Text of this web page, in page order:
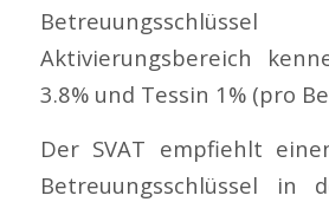
Aktivierungsbereich
3.8% und Tessin 1% (pro
Der SVAT empfiehlt
Betreuungsschlüssel in